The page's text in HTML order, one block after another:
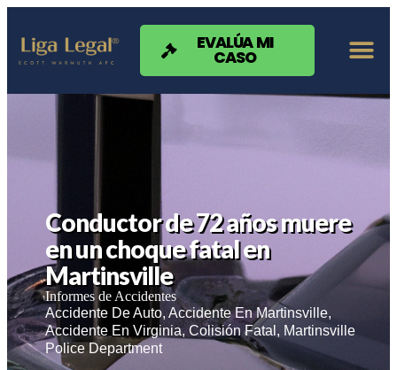
Nota:
sitio
web
EVALÚA MI
CASO
Conductor de 72 años muere
en un choque fatal en
Martinsville
Informes de Accidentes
Accidente De Auto,Accidente En Martinsville,
Accidente En Virginia,Colisión Fatal , Martinsville
Police Department